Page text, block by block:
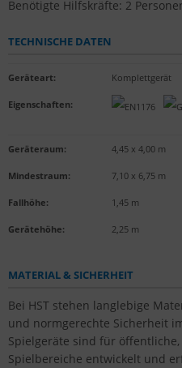
Benötigte Hilfskräfte: 2
TECHNISCHE DATEN
Geräteart: Komplettgerät
Eigenschaften:
Geräteraum: 4,45 x 4,00 m
Mindestraum: 7,10 x 6,75 m
Fallhöhe: 1,45 m
Gerätehöhe: 2,25 m
MATERIAL & SICHERHEIT
Bei HST stehen langlebige
und normgerechte Sicherheit
Spielgeräte sind für
Spielbereiche entwickelt und